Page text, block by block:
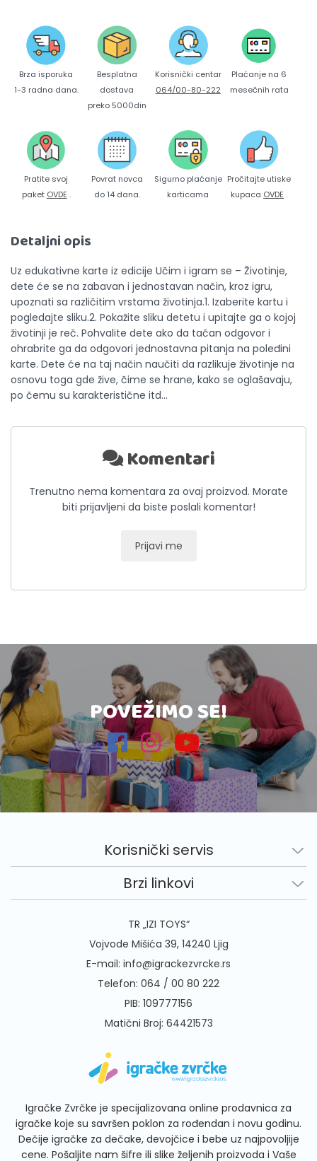
Brza isporuka
1-3 radna dana.
Besplatna
dostava
preko 5000din
Korisnički centar
064/00-80-222
Plaćanje na 6
mesečnih rata
Pratite svoj
paket OVDE .
Povrat novca
do 14 dana.
Sigurno plaćanje
karticama
Pročitajte utiske
kupaca OVDE .
Detaljni opis
Uz edukativne karte iz edicije Učim i igram se – Životinje,
dete će se na zabavan i jednostavan način, kroz igru,
upoznati sa različitim vrstama životinja.1. Izaberite kartu i
pogledajte sliku.2. Pokažite sliku detetu i upitajte ga o kojoj
životinji je reč. Pohvalite dete ako da tačan odgovor i
ohrabrite ga da odgovori jednostavna pitanja na poleđini
karte. Dete će na taj način naučiti da razlikuje životinje na
osnovu toga gde žive, čime se hrane, kako se oglašavaju,
po čemu su karakteristične itd...
Komentari
Trenutno nema komentara za ovaj proizvod. Morate
biti prijavljeni da biste poslali komentar!
Prijavi me
POVEŽIMO SE!
Korisnički servis
Brzi linkovi
TR „IZI TOYS“
Vojvode Mišića 39, 14240 Ljig
E-mail: info@igrackezvrcke.rs
Telefon: 064 / 00 80 222
PIB: 109777156
Matični Broj: 64421573
Igračke Zvrčke je specijalizovana online prodavnica za
igračke koje su savršen poklon za rođendan i novu godinu.
Dečije igračke za dečake, devojčice i bebe uz najpovoljije
cene. Pošaljite nam šifre ili slike željenih proizvoda i Vaše